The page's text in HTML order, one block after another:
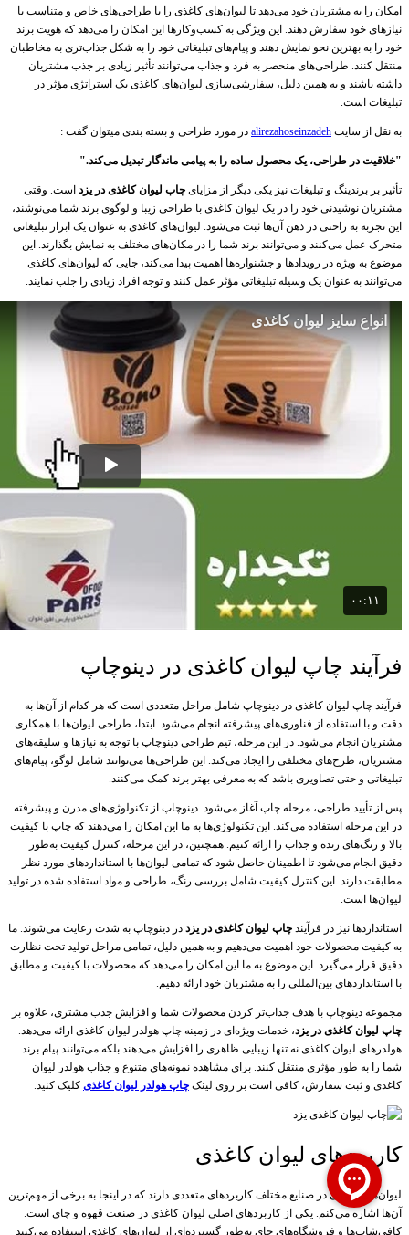
امکان را به مشتریان خود می‌دهد تا لیوان‌های کاغذی را با طراحی‌های خاص و متناسب با
نیازهای خود سفارش دهند. این ویژگی به کسب‌وکارها این امکان را می‌دهد که هویت برند
خود را به بهترین نحو نمایش دهند و پیام‌های تبلیغاتی خود را به شکل جذاب‌تری به مخاطبان
منتقل کنند. طراحی‌های منحصر به فرد و جذاب می‌توانند تأثیر زیادی بر جذب مشتریان
داشته باشند و به همین دلیل، سفارشی‌سازی لیوان‌های کاغذی یک استراتژی مؤثر در
تبلیغات است.
به نقل از سایت alirezahoseinzadeh در مورد طراحی و بسته بندی میتوان گفت :
"خلاقیت در طراحی، یک محصول ساده را به پیامی ماندگار تبدیل می‌کند."
تأثیر بر برندینگ و تبلیغات نیز یکی دیگر از مزایای چاپ لیوان کاغذی در یزد است. وقتی
مشتریان نوشیدنی خود را در یک لیوان کاغذی با طراحی زیبا و لوگوی برند شما می‌نوشند،
این تجربه به راحتی در ذهن آن‌ها ثبت می‌شود. لیوان‌های کاغذی به عنوان یک ابزار تبلیغاتی
متحرک عمل می‌کنند و می‌توانند برند شما را در مکان‌های مختلف به نمایش بگذارند. این
موضوع به ویژه در رویدادها و جشنواره‌ها اهمیت پیدا می‌کند، جایی که لیوان‌های کاغذی
می‌توانند به عنوان یک وسیله تبلیغاتی مؤثر عمل کنند و توجه افراد زیادی را جلب نمایند.
فرآیند چاپ لیوان کاغذی در دینوچاپ
فرآیند چاپ لیوان کاغذی در دینوچاپ شامل مراحل متعددی است که هر کدام از آن‌ها به
دقت و با استفاده از فناوری‌های پیشرفته انجام می‌شود. ابتدا، طراحی لیوان‌ها با همکاری
مشتریان انجام می‌شود. در این مرحله، تیم طراحی دینوچاپ با توجه به نیازها و سلیقه‌های
مشتریان، طرح‌های مختلفی را ایجاد می‌کند. این طراحی‌ها می‌توانند شامل لوگو، پیام‌های
تبلیغاتی و حتی تصاویری باشد که به معرفی بهتر برند کمک می‌کنند.
پس از تأیید طراحی، مرحله چاپ آغاز می‌شود. دینوچاپ از تکنولوژی‌های مدرن و پیشرفته
در این مرحله استفاده می‌کند. این تکنولوژی‌ها به ما این امکان را می‌دهند که چاپ با کیفیت
بالا و رنگ‌های زنده و جذاب را ارائه کنیم. همچنین، در این مرحله، کنترل کیفیت به‌طور
دقیق انجام می‌شود تا اطمینان حاصل شود که تمامی لیوان‌ها با استانداردهای مورد نظر
مطابقت دارند. این کنترل کیفیت شامل بررسی رنگ، طراحی و مواد استفاده شده در تولید
لیوان‌ها است.
استانداردها نیز در فرآیند چاپ لیوان کاغذی در یزد در دینوچاپ به شدت رعایت می‌شوند. ما
به کیفیت محصولات خود اهمیت می‌دهیم و به همین دلیل، تمامی مراحل تولید تحت نظارت
دقیق قرار می‌گیرد. این موضوع به ما این امکان را می‌دهد که محصولات با کیفیت و مطابق
با استانداردهای بین‌المللی را به مشتریان خود ارائه دهیم.
مجموعه دینوچاپ با هدف جذاب‌تر کردن محصولات شما و افزایش جذب مشتری، علاوه بر
چاپ لیوان کاغذی در یزد، خدمات ویژه‌ای در زمینه چاپ هولدر لیوان کاغذی ارائه می‌دهد.
هولدرهای لیوان کاغذی نه تنها زیبایی ظاهری را افزایش می‌دهند بلکه می‌توانند پیام برند
شما را به طور مؤثری منتقل کنند. برای مشاهده نمونه‌های متنوع و جذاب هولدر لیوان
کاغذی و ثبت سفارش، کافی است بر روی لینک چاپ هولدر لیوان کاغذی کلیک کنید.
کاربردهای لیوان کاغذی
لیوان‌های کاغذی در صنایع مختلف کاربردهای متعددی دارند که در اینجا به برخی از مهم‌ترین
آن‌ها اشاره می‌کنم. یکی از کاربردهای اصلی لیوان کاغذی در صنعت قهوه و چای است.
کافی‌شاپ‌ها و فروشگاه‌های چای به‌طور گسترده‌ای از لیوان‌های کاغذی استفاده می‌کنند